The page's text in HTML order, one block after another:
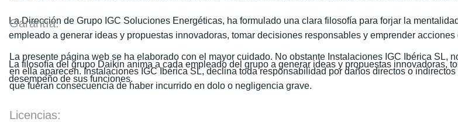
La Dirección de Grupo IGC Soluciones Energéticas, ha formulado una clara filosofía para forjar la
empleado a generar ideas y propuestas innovadoras, tomar decisiones responsables y emprender
La filosofía del grupo Daikin anima a cada empleado del grupo a generar ideas y propuestas innovadoras,
desempeño de sus funciones.
Garantía:
La presente página web se ha elaborado con el mayor cuidado. No obstante Instalaciones IGC Ibérica
en ella aparecen. Instalaciones IGC Ibérica SL, declina toda responsabilidad por daños directos o
que fueran consecuencia de haber incurrido en dolo o negligencia grave.
Licencias: